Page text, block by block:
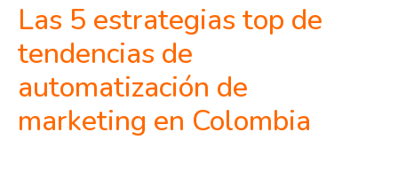
Las 5 estrategias top de
tendencias de
automatización de
marketing en Colombia